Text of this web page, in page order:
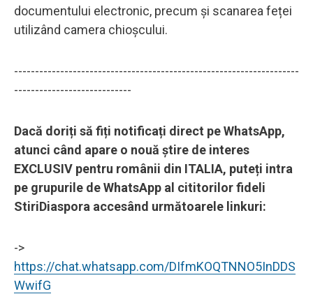
documentului electronic, precum și scanarea feței
utilizând camera chioșcului.
--------------------------------------------------------------------
----------------------------
Dacă doriți să fiți notificați direct pe WhatsApp,
atunci când apare o nouă știre de interes
EXCLUSIV pentru românii din ITALIA, puteți intra
pe grupurile de WhatsApp al cititorilor fideli
StiriDiaspora accesând următoarele linkuri:
->
https://chat.whatsapp.com/DIfmKOQTNNO5InDDS
WwifG